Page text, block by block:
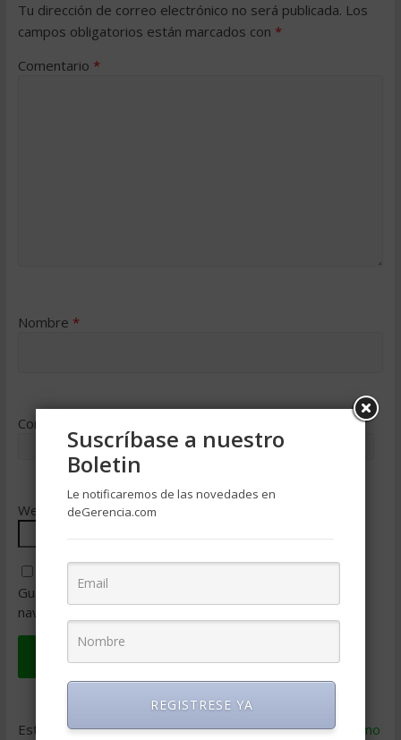
Tu dirección de correo electrónico no será publicada. Los
campos obligatorios están marcados con *
Comentario *
Nombre *
Correo electrónico
Web
Guarda mi nombre, correo electrónico y web en este
navegador para la próxima vez que comente.
Este sitio usa Akismet para reducir el spam.Aprende cómo
Suscríbase a nuestro
Boletin
Le notificaremos de las novedades en
deGerencia.com
REGISTRESE YA